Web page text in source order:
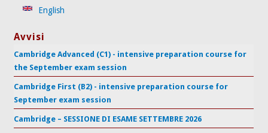
English
Avvisi
Cambridge Advanced (C1) - intensive preparation course for
the September exam session
Cambridge First (B2) - intensive preparation course for
September exam session
Cambridge – SESSIONE DI ESAME SETTEMBRE 2026